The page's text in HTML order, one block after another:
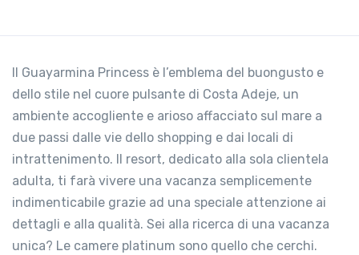
Il Guayarmina Princess è l’emblema del buongusto e
dello stile nel cuore pulsante di Costa Adeje, un
ambiente accogliente e arioso affacciato sul mare a
due passi dalle vie dello shopping e dai locali di
intrattenimento. Il resort, dedicato alla sola clientela
adulta, ti farà vivere una vacanza semplicemente
indimenticabile grazie ad una speciale attenzione ai
dettagli e alla qualità. Sei alla ricerca di una vacanza
unica? Le camere platinum sono quello che cerchi.